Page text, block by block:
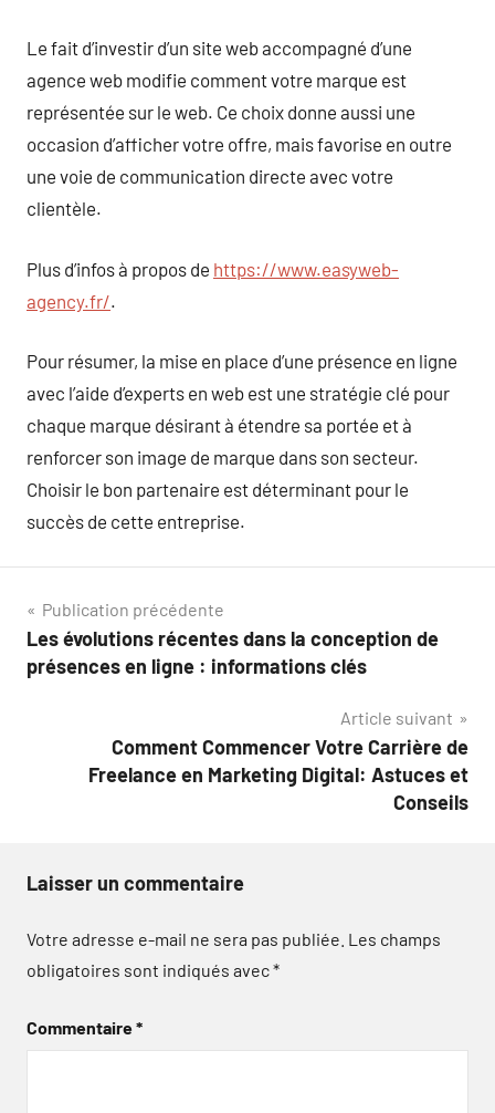
Le fait d’investir d’un site web accompagné d’une
agence web modifie comment votre marque est
représentée sur le web. Ce choix donne aussi une
occasion d’afficher votre offre, mais favorise en outre
une voie de communication directe avec votre
clientèle.
Plus d’infos à propos de https://www.easyweb-
agency.fr/.
Pour résumer, la mise en place d’une présence en ligne
avec l’aide d’experts en web est une stratégie clé pour
chaque marque désirant à étendre sa portée et à
renforcer son image de marque dans son secteur.
Choisir le bon partenaire est déterminant pour le
succès de cette entreprise.
Navigation
de
Publication précédente
Les évolutions récentes dans la conception de
présences en ligne : informations clés
Article suivant
Comment Commencer Votre Carrière de
Freelance en Marketing Digital: Astuces et
Conseils
Laisser un commentaire
Votre adresse e-mail ne sera pas publiée. Les champs
obligatoires sont indiqués avec*
Commentaire*